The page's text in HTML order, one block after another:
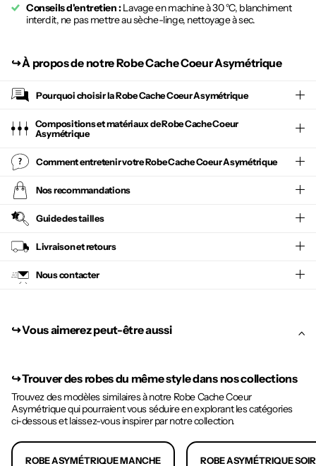
Conseils d'entretien :Lavage en machine à 30 °C, blanchiment
interdit, ne pas mettre au sèche-linge, nettoyage à sec.
↪︎À propos de notre Robe Cache Coeur Asymétrique
Pourquoi choisir laRobe Cache Coeur Asymétrique
Compositions et matériaux de Robe Cache Coeur
Asymétrique
Comment entretenir votreRobe Cache Coeur Asymétrique
Nos recommandations
Guide des tailles
Livraison et retours
Nous contacter
↪︎ Vous aimerez peut-être aussi
↪︎Trouver des robes du même style dans nos collections
Trouvez des modèles similaires à notre Robe Cache Coeur
Asymétrique qui pourraient vous séduire en explorant les catégories
ci-dessous et laissez-vous inspirer par notre collection.
ROBE ASYMÉTRIQUE MANCHE ROBE ASYMÉTRIQUE